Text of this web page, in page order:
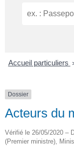
Accueil particuliers
Dossier
Acteurs du
Vérifié le 26/05/2020 –
(Premier ministre),